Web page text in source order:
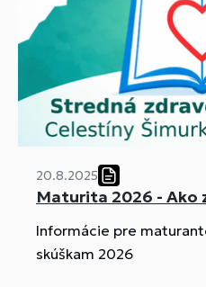
20.8.2025
Maturita 2026 - Ako
Informácie pre
skúškam 2026